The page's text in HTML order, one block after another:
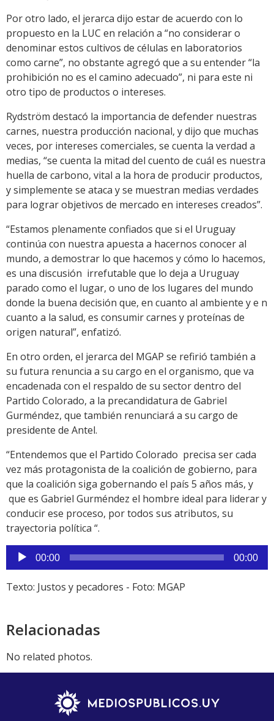
Por otro lado, el jerarca dijo estar de acuerdo con lo
propuesto en la LUC en relación a “no considerar o
denominar estos cultivos de células en laboratorios
como carne”, no obstante agregó que a su entender “la
prohibición no es el camino adecuado”, ni para este ni
otro tipo de productos o intereses.
Rydström destacó la importancia de defender nuestras
carnes, nuestra producción nacional, y dijo que muchas
veces, por intereses comerciales, se cuenta la verdad a
medias, “se cuenta la mitad del cuento de cuál es nuestra
huella de carbono, vital a la hora de producir productos,
y simplemente se ataca y se muestran medias verdades
para lograr objetivos de mercado en intereses creados”.
“Estamos plenamente confiados que si el Uruguay
continúa con nuestra apuesta a hacernos conocer al
mundo, a demostrar lo que hacemos y cómo lo hacemos,
es una discusión irrefutable que lo deja a Uruguay
parado como el lugar, o uno de los lugares del mundo
donde la buena decisión que, en cuanto al ambiente y e n
cuanto a la salud, es consumir carnes y proteínas de
origen natural”, enfatizó.
En otro orden, el jerarca del MGAP se refirió también a
su futura renuncia a su cargo en el organismo, que va
encadenada con el respaldo de su sector dentro del
Partido Colorado, a la precandidatura de Gabriel
Gurméndez, que también renunciará a su cargo de
presidente de Antel.
“Entendemos que el Partido Colorado precisa ser cada
vez más protagonista de la coalición de gobierno, para
que la coalición siga gobernando el país 5 años más, y
que es Gabriel Gurméndez el hombre ideal para liderar y
conducir ese proceso, por todos sus atributos, su
trayectoria política “.
Reproductor
de
audio
00:00 00:00
Texto: Justos y pecadores - Foto: MGAP
Relacionadas
No related photos.